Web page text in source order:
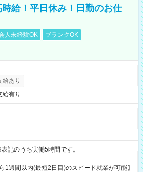
給！平日休み！日勤のお仕
人未経験OK
ブランクOK
給あり
給有り
～16:00 ※表記のうち実働5時間です。
1週間以内(最短2日目)のスピード就業が可能】